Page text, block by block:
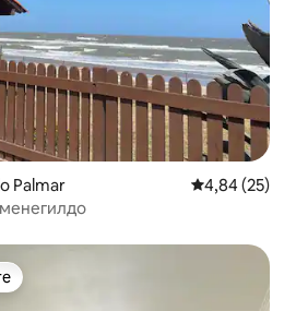
Palmar Просечна
4,84 (25)
на гостите“